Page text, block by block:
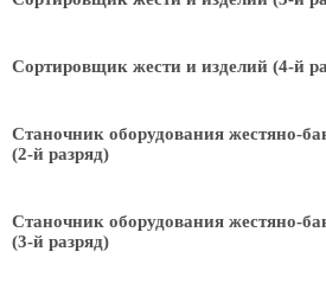
Сортировщик жести и изделий (4-й
Станочник оборудования жестяно-
(2-й разряд)
Станочник оборудования жестяно-
(3-й разряд)